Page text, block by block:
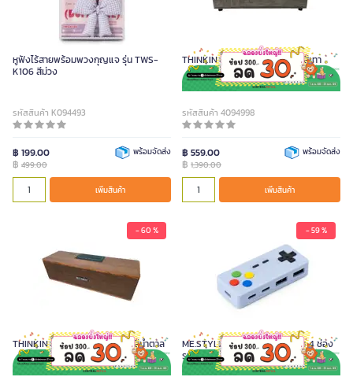
หูฟังไร้สายพร้อมพวงกุญแจ รุ่น TWS-
K106 สีม่วง
รหัสสินค้า K094493
฿ 199.00
฿ 499.00
พร้อมจัดส่ง
เพิ่มสินค้า
THINKIN ลำโพงบลูทูธ รุ่น S120 สีเทา
รหัสสินค้า 4094998
฿ 559.00
฿ 1,390.00
พร้อมจัดส่ง
เพิ่มสินค้า
- 60 %
THINKIN ลำโพงบลูทูธ รุ่น S120 สีน้ำตาล
- 59 %
ME.STYLE อุปกรณ์ต่อพ่วง USB 4 ช่อง
รูปเกมแพด